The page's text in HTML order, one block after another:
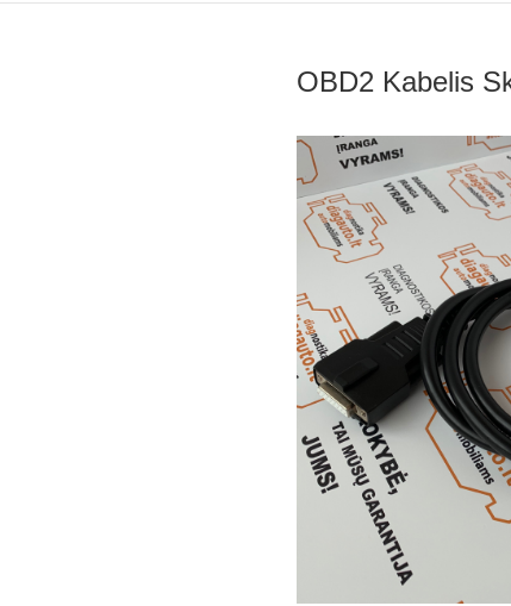
OBD2 Kabelis